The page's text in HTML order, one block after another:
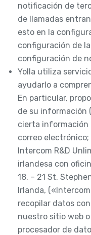
notificación de
de llamadas
esto en la
configuración de
configuración de
Yolla utiliza
ayudarlo a
En particular,
de su información
cierta información
correo
Intercom R&D
irlandesa con
18. – 21 St.
Irlanda,
recopilar datos
nuestro sitio web
procesador de